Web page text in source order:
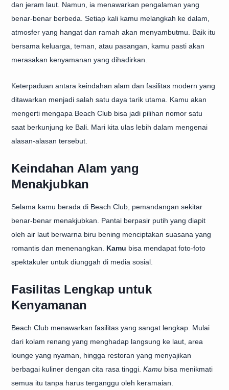
dan jeram laut. Namun, ia menawarkan pengalaman yang
benar-benar berbeda. Setiap kali kamu melangkah ke dalam,
atmosfer yang hangat dan ramah akan menyambutmu. Baik itu
bersama keluarga, teman, atau pasangan, kamu pasti akan
merasakan kenyamanan yang dihadirkan.
Keterpaduan antara keindahan alam dan fasilitas modern yang
ditawarkan menjadi salah satu daya tarik utama. Kamu akan
mengerti mengapa Beach Club bisa jadi pilihan nomor satu
saat berkunjung ke Bali. Mari kita ulas lebih dalam mengenai
alasan-alasan tersebut.
Keindahan Alam yang
Menakjubkan
Selama kamu berada di Beach Club, pemandangan sekitar
benar-benar menakjubkan. Pantai berpasir putih yang diapit
oleh air laut berwarna biru bening menciptakan suasana yang
romantis dan menenangkan. Kamu bisa mendapat foto-foto
spektakuler untuk diunggah di media sosial.
Fasilitas Lengkap untuk
Kenyamanan
Beach Club menawarkan fasilitas yang sangat lengkap. Mulai
dari kolam renang yang menghadap langsung ke laut, area
lounge yang nyaman, hingga restoran yang menyajikan
berbagai kuliner dengan cita rasa tinggi. Kamu bisa menikmati
semua itu tanpa harus terganggu oleh keramaian.